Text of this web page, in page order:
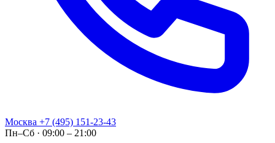
Москва +7 (495) 151-23-43
Пн–Сб · 09:00 – 21:00